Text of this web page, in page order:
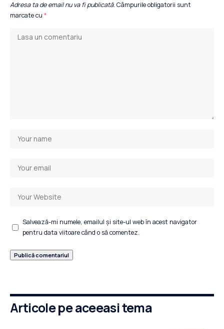
Adresa ta de email nu va fi publicată.Câmpurile obligatorii sunt
marcate cu *
Salvează-mi numele, emailul și site-ul web în acest navigator
pentru data viitoare când o să comentez.
Articole pe aceeasi tema